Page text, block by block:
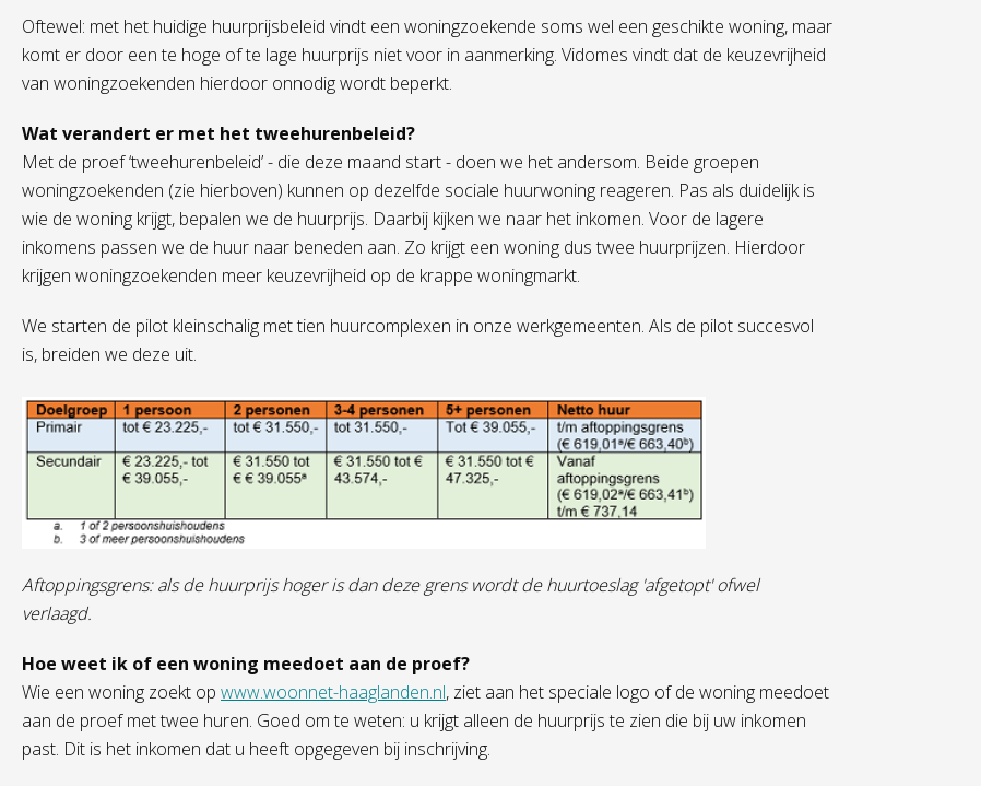
Oftewel: met het huidige huurprijsbeleid vindt een woningzoekende soms wel een geschikte woning, maar
komt er door een te hoge of te lage huurprijs niet voor in aanmerking. Vidomes vindt dat de keuzevrijheid
van woningzoekenden hierdoor onnodig wordt beperkt.
Wat verandert er met het tweehurenbeleid?
Met de proef ‘tweehurenbeleid’ - die deze maand start - doen we het andersom. Beide groepen
woningzoekenden (zie hierboven) kunnen op dezelfde sociale huurwoning reageren. Pas als duidelijk is
wie de woning krijgt, bepalen we de huurprijs. Daarbij kijken we naar het inkomen. Voor de lagere
inkomens passen we de huur naar beneden aan. Zo krijgt een woning dus twee huurprijzen. Hierdoor
krijgen woningzoekenden meer keuzevrijheid op de krappe woningmarkt.
We starten de pilot kleinschalig met tien huurcomplexen in onze werkgemeenten. Als de pilot succesvol
is, breiden we deze uit.
Aftoppingsgrens: als de huurprijs hoger is dan deze grens wordt de huurtoeslag 'afgetopt' ofwel
verlaagd.
Hoe weet ik of een woning meedoet aan de proef?
Wie een woning zoekt op www.woonnet-haaglanden.nl, ziet aan het speciale logo of de woning meedoet
aan de proef met twee huren. Goed om te weten: u krijgt alleen de huurprijs te zien die bij uw inkomen
past. Dit is het inkomen dat u heeft opgegeven bij inschrijving.